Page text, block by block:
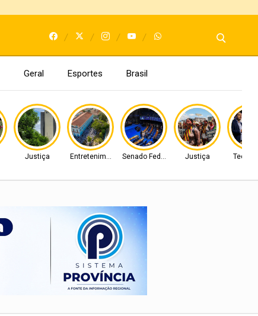
Geral Esportes Brasil
Justiça Entretenimento Senado Federal Justiça